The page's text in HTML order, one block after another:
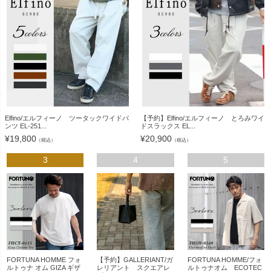
Elfino/エルフィーノ ツータックワイドパ
ンツ EL-251...
¥19,800 （税込）
【予約】Elfino/エルフィーノ とろみワイ
ドスラックス EL...
¥20,900 （税込）
3
FORTUNA HOMME フォ
ルトゥナ オム GIZA ギザ
4
【予約】GALLERIANT/ガ
レリアント スクエアレ
5
FORTUNA HOMME/フォ
ルトゥナオム ECOTEC